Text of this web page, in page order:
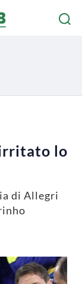
lo
di Allegri